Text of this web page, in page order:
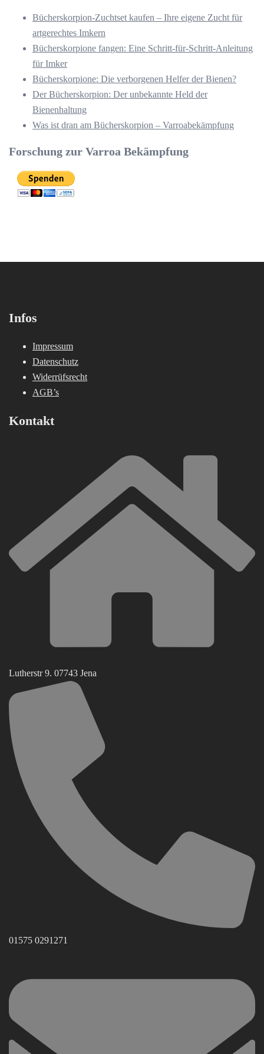
Bücherskorpion-Zuchtset kaufen – Ihre eigene Zucht für
artgerechtes Imkern
Bücherskorpione fangen: Eine Schritt-für-Schritt-Anleitung
für Imker
Bücherskorpione: Die verborgenen Helfer der Bienen?
Der Bücherskorpion: Der unbekannte Held der
Bienenhaltung
Was ist dran am Bücherskorpion – Varroabekämpfung
Forschung zur Varroa Bekämpfung
Infos
Impressum
Datenschutz
Widerrüfsrecht
AGB’s
Kontakt
Lutherstr 9. 07743 Jena
01575 0291271